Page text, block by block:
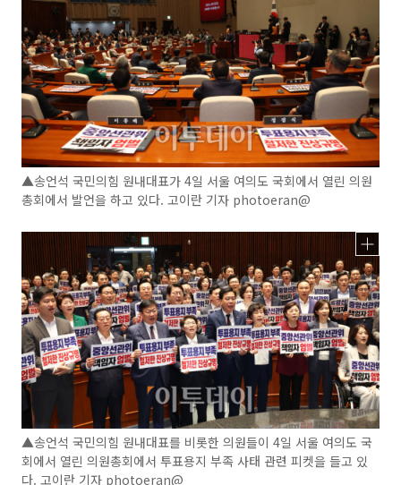
▲송언석 국민의힘 원내대표가 4일 서울 여의도 국회에서 열린 의원
총회에서 발언을 하고 있다. 고이란 기자 photoeran@
▲송언석 국민의힘 원내대표를 비롯한 의원들이 4일 서울 여의도 국
회에서 열린 의원총회에서 투표용지 부족 사태 관련 피켓을 들고 있
다. 고이란 기자 photoeran@